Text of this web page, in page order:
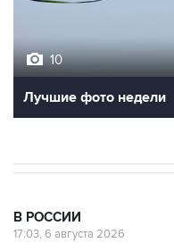
10
Лучшие фото недели
В РОССИИ
17:03, 6 августа 2026